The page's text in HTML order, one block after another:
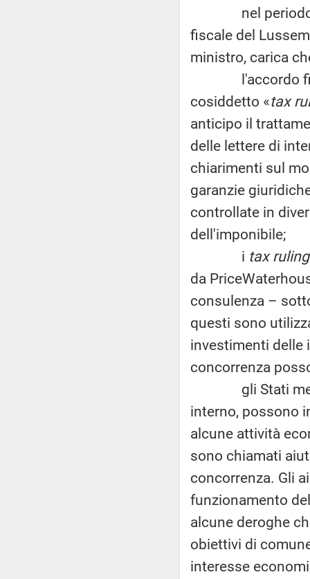
nel periodo in
fiscale del
ministro, carica
l'accordo
cosiddetto «tax
anticipo il
delle lettere di
chiarimenti sul
garanzie
controllate in
dell'imponibile;
i tax ruling
da
consulenza –
questi sono
investimenti delle
concorrenza
gli Stati
interno, possono
alcune attività
sono chiamati
concorrenza. Gli
funzionamento
alcune deroghe
obiettivi di
interesse